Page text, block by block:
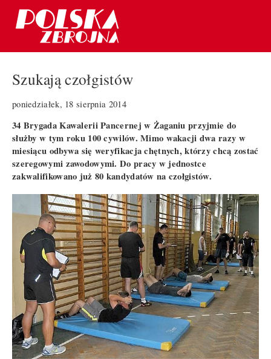
Szukają czołgistów
poniedziałek, 18 sierpnia 2014
34 Brygada Kawalerii Pancernej w Żaganiu przyjmie do
służby w tym roku 100 cywilów. Mimo wakacji dwa razy w
miesiącu odbywa się weryfikacja chętnych, którzy chcą zostać
szeregowymi zawodowymi. Do pracy w jednostce
zakwalifikowano już 80 kandydatów na czołgistów.